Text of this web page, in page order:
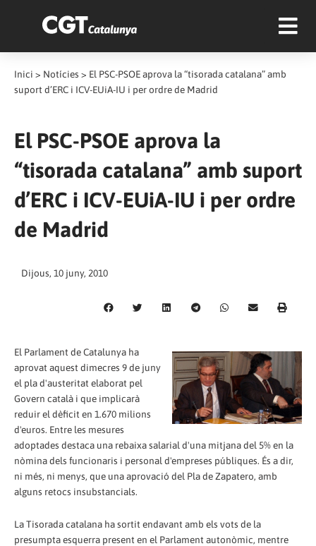
Inici > Notícies > El PSC-PSOE aprova la “tisorada catalana” amb
suport d’ERC i ICV-EUiA-IU i per ordre de Madrid
El PSC-PSOE aprova la
“tisorada catalana” amb suport
d’ERC i ICV-EUiA-IU i per ordre
de Madrid
Dijous, 10 juny, 2010
El Parlament de Catalunya ha
aprovat aquest dimecres 9 de juny
el pla d'austeritat elaborat pel
Govern català i que implicarà
reduir el dèficit en 1.670 milions
d'euros. Entre les mesures
adoptades destaca una rebaixa salarial d'una mitjana del 5% en la
nòmina dels funcionaris i personal d'empreses públiques. És a dir,
ni més, ni menys, que una aprovació del Pla de Zapatero, amb
alguns retocs insubstancials.
La Tisorada catalana ha sortit endavant amb els vots de la
presumpta esquerra present en el Parlament autonòmic, mentre